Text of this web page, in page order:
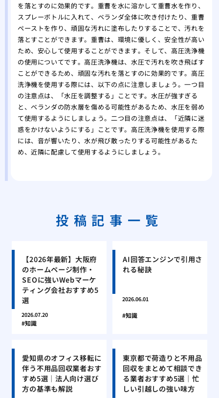
を落とすのに効果的です。重曹を水に溶かして重曹水を作り、
スプレーボトルに入れて、ベランダ全体に吹き付けたり、重曹
ペーストを作り、頑固な汚れに塗布したりすることで、汚れを
落とすことができます。重曹は、環境に優しく、安全性が高い
ため、安心して使用することができます。そして、高圧洗浄機
の使用についてです。高圧洗浄機は、水圧で汚れを吹き飛ばす
ことができるため、頑固な汚れを落とすのに効果的です。高圧
洗浄機を使用する際には、以下の点に注意しましょう。一つ目
の注意点は、「水圧を調整する」ことです。水圧が強すぎる
と、ベランダの防水層を傷める可能性があるため、水圧を弱め
て使用するようにしましょう。二つ目の注意点は、「近隣に迷
惑をかけないようにする」ことです。高圧洗浄機を使用する際
には、音が響いたり、水が飛び散ったりする可能性があるた
め、近隣に配慮して使用するようにしましょう。
投稿記事一覧
【2026年最新】大阪府
のホームページ制作・
SEOに強いWebマーケ
ティング会社おすすめ5
選
2026.07.20
知識
AI回答エンジンで引用さ
れる秘訣
2026.06.01
知識
愛知県のオフィス移転に
伴う不用品回収業者おす
すめ5選｜法人向け選び
方の基準も解説
東京都で荷造りと不用品
回収をまとめて相談でき
る業者おすすめ5選｜忙
しい引越しの強い味方